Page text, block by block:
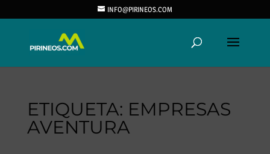
INFO@PIRINEOS.COM
ETIQUETA: EMPRESAS
AVENTURA